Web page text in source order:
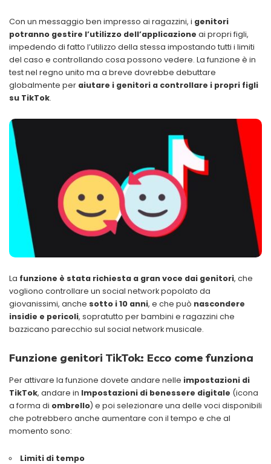
Con un messaggio ben impresso ai ragazzini, i genitori
potranno gestire l’utilizzo dell’applicazione ai propri figli,
impedendo di fatto l’utilizzo della stessa impostando tutti i limiti
del caso e controllando cosa possono vedere. La funzione è in
test nel regno unito ma a breve dovrebbe debuttare
globalmente per aiutare i genitori a controllare i propri figli
su TikTok.
La funzione è stata richiesta a gran voce dai genitori, che
vogliono controllare un social network popolato da
giovanissimi, anche sotto i 10 anni, e che può nascondere
insidie e pericoli, sopratutto per bambini e ragazzini che
bazzicano parecchio sul social network musicale.
Funzione genitori TikTok: Ecco come funziona
Per attivare la funzione dovete andare nelle impostazioni di
TikTok, andare in Impostazioni di benessere digitale (icona
a forma di ombrello) e poi selezionare una delle voci disponibili
che potrebbero anche aumentare con il tempo e che al
momento sono:
Limiti di tempo